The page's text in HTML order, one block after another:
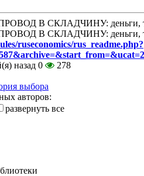
В СКЛАДЧИНУ: деньги,
В СКЛАДЧИНУ: деньги,
ruseconomics/rus_readme.php?
назад 0
278
выбора
авторов:
развернуть все